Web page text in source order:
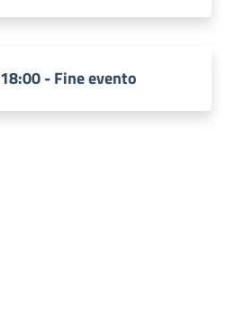
18:00 - Fine evento